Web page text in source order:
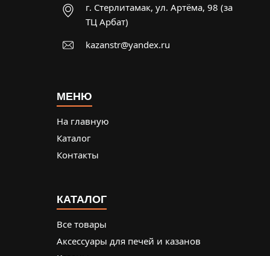
г. Стерлитамак, ул. Артёма, 98 (за
ТЦ Арбат)
kazanstr@yandex.ru
МЕНЮ
На главную
Каталог
Контакты
КАТАЛОГ
Все товары
Аксессуары для печей и казанов